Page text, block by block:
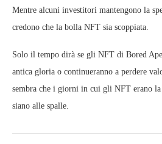
Mentre alcuni investitori mantengono la
credono che la bolla NFT sia scoppiata.
Solo il tempo dirà se gli NFT di Bored
antica gloria o continueranno a perdere
sembra che i giorni in cui gli NFT erano la
siano alle spalle.